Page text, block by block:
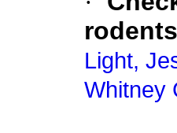
Light,
Whitney